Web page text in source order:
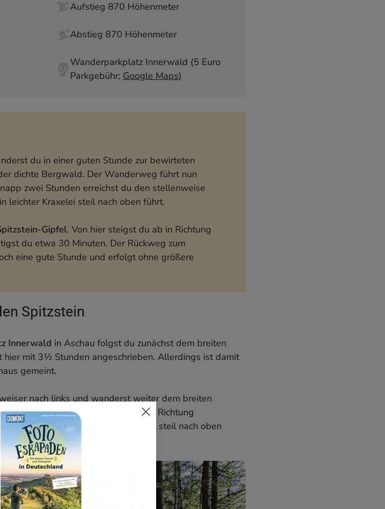
Track
Aufstieg 870 Höhenmeter
Abstieg 870 Höhenmeter
Wanderparkplatz Innerwald (5 Euro
Parkgebühr; Google Maps)
du in einer guten Stunde zur bewirteten
dichte Bergwald. Der Wanderweg führt nun
zwei Stunden erreichst du den stellenweise
leichter Kraxelei steil nach oben führt.
Gipfel. Von hier steigst du ab in Richtung
du etwa 30 Minuten. Der Rückweg zum
eine gute Stunde und erfolgt ohne größere
Spitzstein
Innerwald in Aschau folgst du zunächst dem breiten
mit 3½ Stunden angeschrieben. Allerdings ist damit
gemeint.
nach links und wanderst weiter dem breiten
(1 Kilometer) geht es links ab in Richtung
Wanderweg führt zum Teil recht steil nach oben